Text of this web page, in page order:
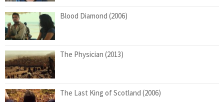
Blood Diamond (2006)
The Physician (2013)
The Last King of Scotland (2006)